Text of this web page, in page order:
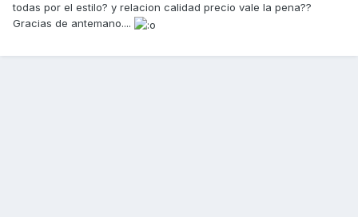
todas por el estilo? y relacion calidad precio vale la pena??
Gracias de antemano....